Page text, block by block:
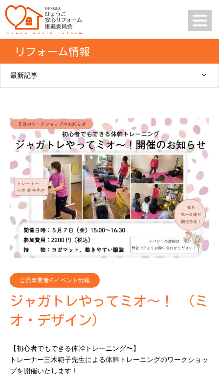
リフォーム情報
最新記事
会員事業者のイベント情報
ジャガトレやってミオ〜！ （ミ
オ・デザイン）
【初心者でもできる体幹トレーニング〜】
トレーナー三木範子先生による体幹トレーニングのワークショッ
プを開催いたします！